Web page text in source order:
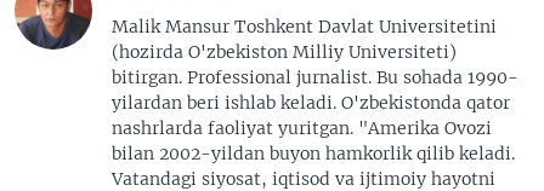
Malik Mansur Toshkent Davlat Universitetini
(hozirda O'zbekiston Milliy Universiteti)
bitirgan. Professional jurnalist. Bu sohada 1990-
yilardan beri ishlab keladi. O'zbekistonda qator
nashrlarda faoliyat yuritgan. "Amerika Ovozi
bilan 2002-yildan buyon hamkorlik qilib keladi.
Vatandagi siyosat, iqtisod va ijtimoiy hayotni